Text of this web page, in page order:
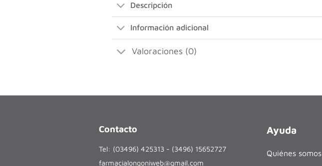
Descripción
Información adicional
Valoraciones (0)
Contacto
Tel: (03496) 425313 - (3496) 15652727
farmacialongoniweb@gmail.com
Ayuda
Quiénes somos